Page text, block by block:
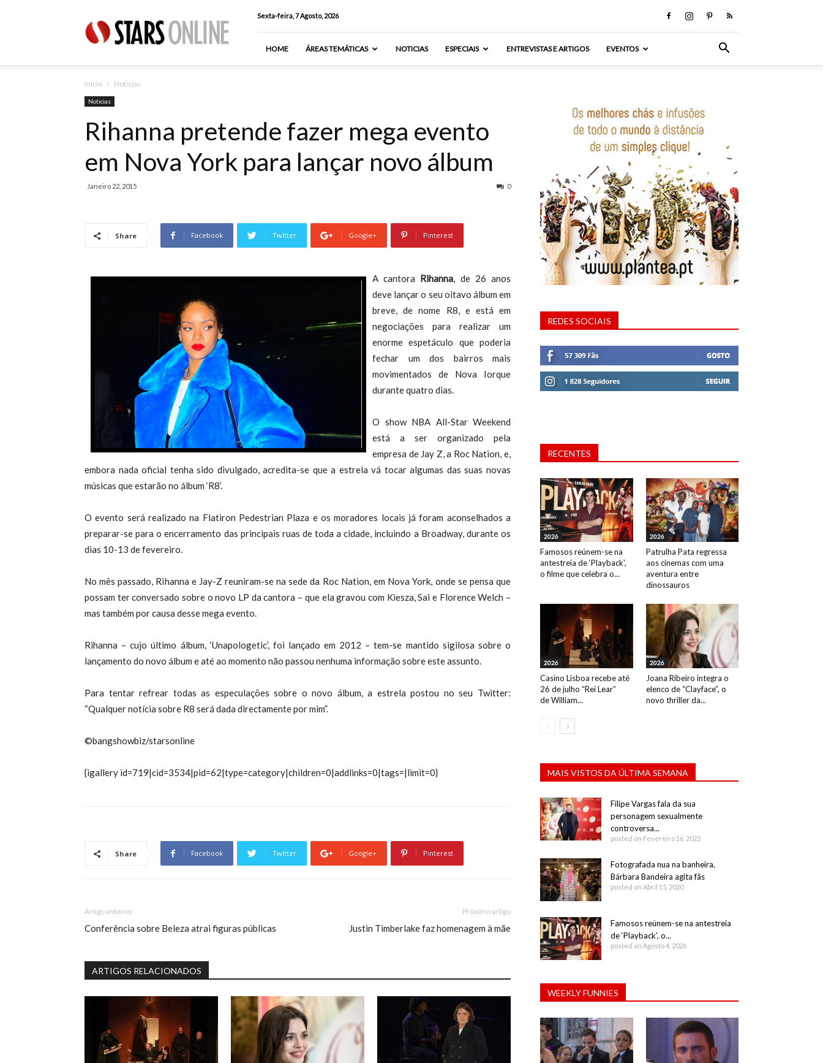
Online
Sexta-feira, 7 Agosto, 2026
HOME ÁREAS TEMÁTICAS NOTICIAS ESPECIAIS ENTREVISTAS E ARTIGOS EVENTOS
Inicio Noticias
Noticias
Rihanna pretende fazer mega evento
em Nova York para lançar novo álbum
Janeiro 22, 2015 0
Share Facebook Twitter Google+ Pinterest
A cantora Rihanna, de 26 anos
deve lançar o seu oitavo álbum em
breve, de nome R8, e está em
negociações para realizar um
enorme espetáculo que poderia
fechar um dos bairros mais
movimentados de Nova Iorque
durante quatro dias.
O show NBA All-Star Weekend
está a ser organizado pela
empresa de Jay Z, a Roc Nation, e,
embora nada oficial tenha sido divulgado, acredita-se que a estrela vá tocar algumas das suas novas
músicas que estarão no álbum ‘R8’.
O evento será realizado na Flatiron Pedestrian Plaza e os moradores locais já foram aconselhados a
preparar-se para o encerramento das principais ruas de toda a cidade, incluindo a Broadway, durante os
dias 10-13 de fevereiro.
No mês passado, Rihanna e Jay-Z reuniram-se na sede da Roc Nation, em Nova York, onde se pensa que
possam ter conversado sobre o novo LP da cantora – que ela gravou com Kiesza, Sai e Florence Welch –
mas também por causa desse mega evento.
Rihanna – cujo último álbum, ‘Unapologetic’, foi lançado em 2012 – tem-se mantido sigilosa sobre o
lançamento do novo álbum e até ao momento não passou nenhuma informação sobre este assunto.
Para tentar refrear todas as especulações sobre o novo álbum, a estrela postou no seu Twitter:
“Qualquer notícia sobre R8 será dada directamente por mim”.
©bangshowbiz/starsonline
{igallery id=719|cid=3534|pid=62|type=category|children=0|addlinks=0|tags=|limit=0}
Share Facebook Twitter Google+ Pinterest
Artigo anterior
Conferência sobre Beleza atrai figuras públicas
Próximo artigo
Justin Timberlake faz homenagem à mãe
ARTIGOS RELACIONADOS
REDES SOCIAIS
RECENTES
2026
Famosos reúnem-se na
antestreia de ‘Playback’,
o filme que celebra o...
2026
Patrulha Pata regressa
aos cinemas com uma
aventura entre
dinossauros
2026
Casino Lisboa recebe até
26 de julho “Rei Lear”
de William...
2026
Joana Ribeiro integra o
elenco de “Clayface”, o
novo thriller da...
MAIS VISTOS DA ÚLTIMA SEMANA
Filipe Vargas fala da sua
personagem sexualmente
controversa...
posted on Fevereiro 16, 2022
Fotografada nua na banheira,
Bárbara Bandeira agita fãs
posted on Abril 15, 2020
Famosos reúnem-se na antestreia
de ‘Playback’, o...
posted on Agosto 4, 2026
WEEKLY FUNNIES